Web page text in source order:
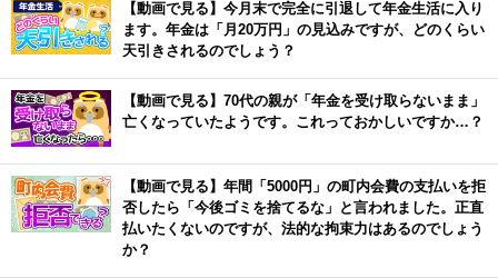
【動画で見る】今月末で完全に引退して年金生活に入り
ます。年金は「月20万円」の見込みですが、どのくらい
天引きされるのでしょう？
【動画で見る】70代の親が「年金を受け取らないまま」
亡くなっていたようです。これっておかしいですか…？
【動画で見る】年間「5000円」の町内会費の支払いを拒
否したら「今後ゴミを捨てるな」と言われました。正直
払いたくないのですが、法的な拘束力はあるのでしょう
か？